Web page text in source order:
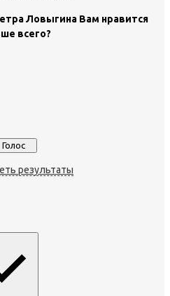
Ловыгина Вам нравится
всего?
результаты